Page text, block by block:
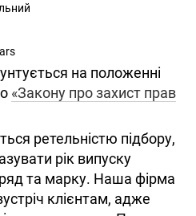
на положенні
«Закону про захист прав
ретельністю підбору,
рік випуску
та марку. Наша фірма
клієнтам, адже